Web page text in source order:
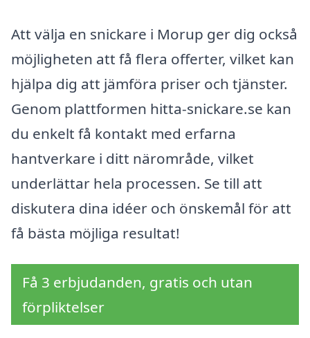
Att välja en snickare i Morup ger dig också
möjligheten att få flera offerter, vilket kan
hjälpa dig att jämföra priser och tjänster.
Genom plattformen hitta-snickare.se kan
du enkelt få kontakt med erfarna
hantverkare i ditt närområde, vilket
underlättar hela processen. Se till att
diskutera dina idéer och önskemål för att
få bästa möjliga resultat!
Få 3 erbjudanden, gratis och utan
förpliktelser